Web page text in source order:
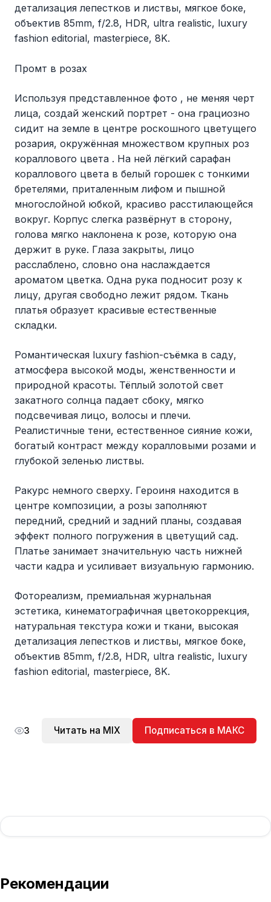
детализация лепестков и листвы, мягкое боке,
объектив 85mm, f/2.8, HDR, ultra realistic, luxury
fashion editorial, masterpiece, 8K.
Промт в розах
Используя представленное фото , не меняя черт
лица, создай женский портрет - она грациозно
сидит на земле в центре роскошного цветущего
розария, окружённая множеством крупных роз
кораллового цвета . На ней лёгкий сарафан
кораллового цвета в белый горошек с тонкими
бретелями, приталенным лифом и пышной
многослойной юбкой, красиво расстилающейся
вокруг. Корпус слегка развёрнут в сторону,
голова мягко наклонена к розе, которую она
держит в руке. Глаза закрыты, лицо
расслаблено, словно она наслаждается
ароматом цветка. Одна рука подносит розу к
лицу, другая свободно лежит рядом. Ткань
платья образует красивые естественные
складки.
Романтическая luxury fashion-съёмка в саду,
атмосфера высокой моды, женственности и
природной красоты. Тёплый золотой свет
закатного солнца падает сбоку, мягко
подсвечивая лицо, волосы и плечи.
Реалистичные тени, естественное сияние кожи,
богатый контраст между коралловыми розами и
глубокой зеленью листвы.
Ракурс немного сверху. Героиня находится в
центре композиции, а розы заполняют
передний, средний и задний планы, создавая
эффект полного погружения в цветущий сад.
Платье занимает значительную часть нижней
части кадра и усиливает визуальную гармонию.
Фотореализм, премиальная журнальная
эстетика, кинематографичная цветокоррекция,
натуральная текстура кожи и ткани, высокая
детализация лепестков и листвы, мягкое боке,
объектив 85mm, f/2.8, HDR, ultra realistic, luxury
fashion editorial, masterpiece, 8K.
3 Читать на MIX Подписаться в МАКС
Рекомендации